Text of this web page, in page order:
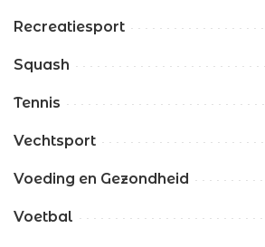
Recreatiesport
Squash
Tennis
Vechtsport
Voeding en Gezondheid
Voetbal